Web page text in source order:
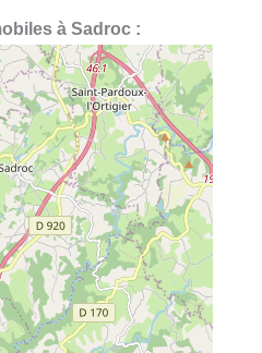
à Sadroc :